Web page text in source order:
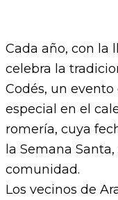
Cada año, con la
celebra la
Codés, un
especial en el
romería, cuya
la Semana
comunidad.
Los vecinos de